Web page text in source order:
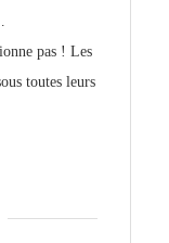
pas ! Les
toutes leurs